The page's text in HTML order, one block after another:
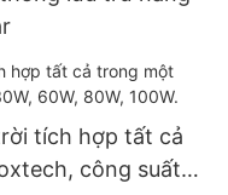
tích hợp tất cả
công suất